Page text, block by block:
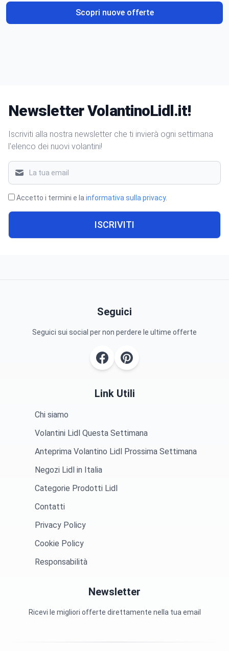
Scopri nuove offerte
Newsletter VolantinoLidl.it!
Iscriviti alla nostra newsletter che ti invierà ogni settimana
l'elenco dei nuovi volantini!
Accetto i termini e la informativa sulla privacy.
ISCRIVITI
Seguici
Seguici sui social per non perdere le ultime offerte
Link Utili
Chi siamo
Volantini Lidl Questa Settimana
Anteprima Volantino Lidl Prossima Settimana
Negozi Lidl in Italia
Categorie Prodotti Lidl
Contatti
Privacy Policy
Cookie Policy
Responsabilità
Newsletter
Ricevi le migliori offerte direttamente nella tua email